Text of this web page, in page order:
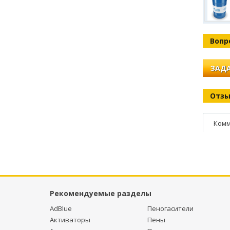
Рекомендуемые разделы
AdBlue
Активаторы
Пеногасители
Пены